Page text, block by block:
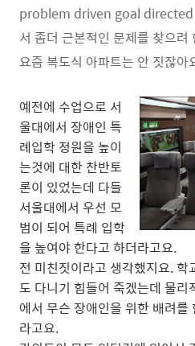
problem driven goal directed
서 좀더 근본적인 문제를 찾으려
요즘 복도식 아파트는 안 짓잖아
예전에 수업으로 서
울대에서 장애인 특
례입학 정원을 높이
는것에 대한 찬반토
론이 있었는데 다들
서울대에서 우선 모
범이 되어 특례 입학
을 높여야 한다고 하더라고요.
전 미친짓이라고 생각했지요.
도 다니기 힘들어 죽겠는데 물리
에서 무슨 장애인을 위한 배려를
라고요.